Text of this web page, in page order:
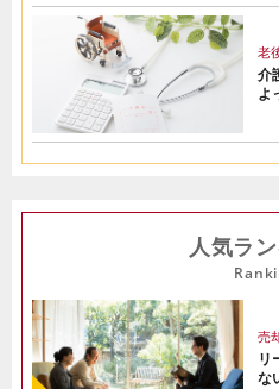
老
介
よ
人気ラ
売
リ
な